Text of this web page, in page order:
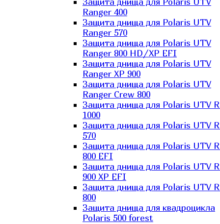
Ranger 400
Защита днища для Polaris UTV
Ranger 570
Защита днища для Polaris UTV
Ranger 800 HD/XP EFI
Защита днища для Polaris UTV
Ranger XP 900
Защита днища для Polaris UTV
Ranger Сrew 800
Защита днища для Polaris UTV
1000
Защита днища для Polaris UTV
570
Защита днища для Polaris UTV
800 EFI
Защита днища для Polaris UTV
900 XP EFI
Защита днища для Polaris UTV
800
Защита днища для квадроцикла
Polaris 500 forest